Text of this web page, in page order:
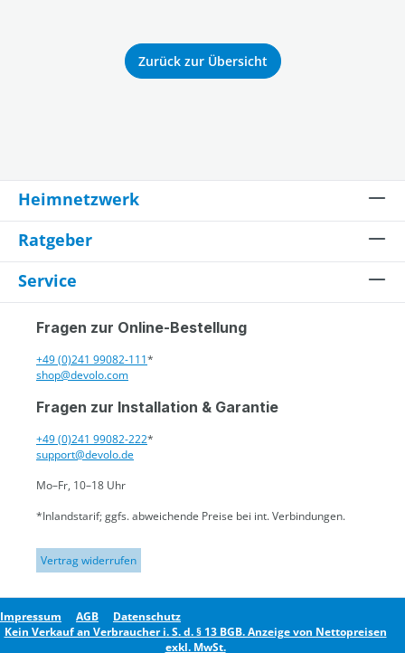
Zurück zur Übersicht
Heimnetzwerk
Ratgeber
Service
Fragen zur Online-Bestellung
+49 (0)241 99082-111*
shop@devolo.com
Fragen zur Installation & Garantie
+49 (0)241 99082-222*
support@devolo.de
Mo–Fr, 10–18 Uhr
*Inlandstarif; ggfs. abweichende Preise bei int. Verbindungen.
Vertrag widerrufen
Impressum AGB
Datenschutz
Kein Verkauf an Verbraucher i. S. d. § 13 BGB. Anzeige von Nettopreisen
exkl. MwSt.